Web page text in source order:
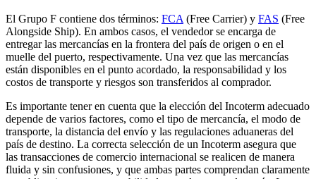
El Grupo F contiene dos términos: FCA (Free Carrier) y FAS (Free
Alongside Ship). En ambos casos, el vendedor se encarga de
entregar las mercancías en la frontera del país de origen o en el
muelle del puerto, respectivamente. Una vez que las mercancías
están disponibles en el punto acordado, la responsabilidad y los
costos de transporte y riesgos son transferidos al comprador.
Es importante tener en cuenta que la elección del Incoterm adecuado
depende de varios factores, como el tipo de mercancía, el modo de
transporte, la distancia del envío y las regulaciones aduaneras del
país de destino. La correcta selección de un Incoterm asegura que
las transacciones de comercio internacional se realicen de manera
fluida y sin confusiones, y que ambas partes comprendan claramente